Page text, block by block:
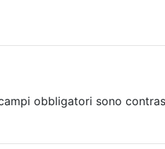
obbligatori sono